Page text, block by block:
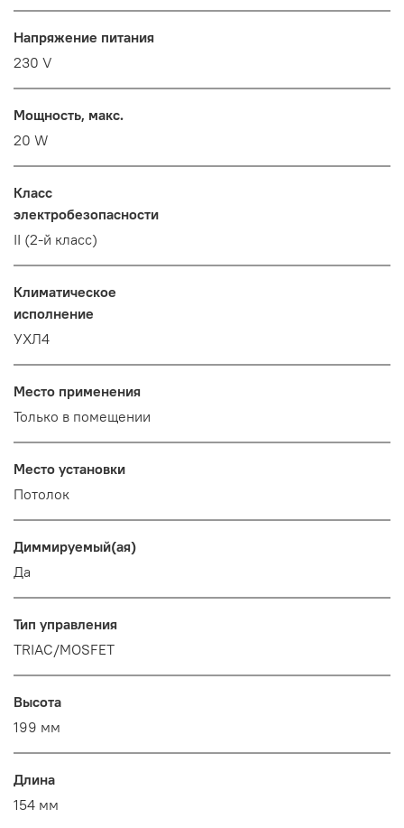
Напряжение питания
230 V
Мощность, макс.
20 W
Класс
электробезопасности
II (2-й класс)
Климатическое
исполнение
УХЛ4
Место применения
Только в помещении
Место установки
Потолок
Диммируемый(ая)
Да
Тип управления
TRIAC/MOSFET
Высота
199 мм
Длина
154 мм